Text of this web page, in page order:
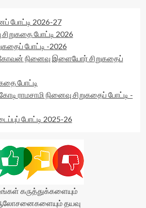
போட்டி 2026-27
போட்டி 2026
போட்டி -2026
நினைவு இளையோர் சிறுகதைப்
போட்டி
ராமசாமி நினைவு சிறுகதைப் போட்டி -
போட்டி 2025-26
கருத்துக்களையும்
தயவு